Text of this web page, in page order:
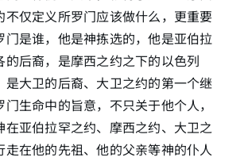
不仅定义所罗门应该做什么，更重要
门是谁，他是神拣选的，他是亚伯拉
的后裔，是摩西之约之下的以色列
是大卫的后裔、大卫之约的第一个继
生命中的旨意，不只关于他个人，
在亚伯拉罕之约、摩西之约、大卫之
走在他的先祖、他的父亲等神的仆人